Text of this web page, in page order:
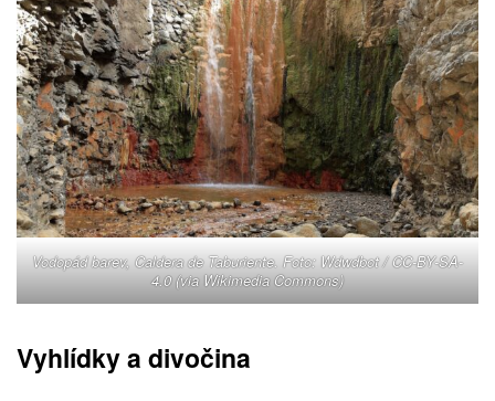
Vodopád barev, Caldera de Taburiente. Foto: Wdwdbot / CC-BY-SA-
4.0 (via Wikimedia Commons)
Vyhlídky a divočina